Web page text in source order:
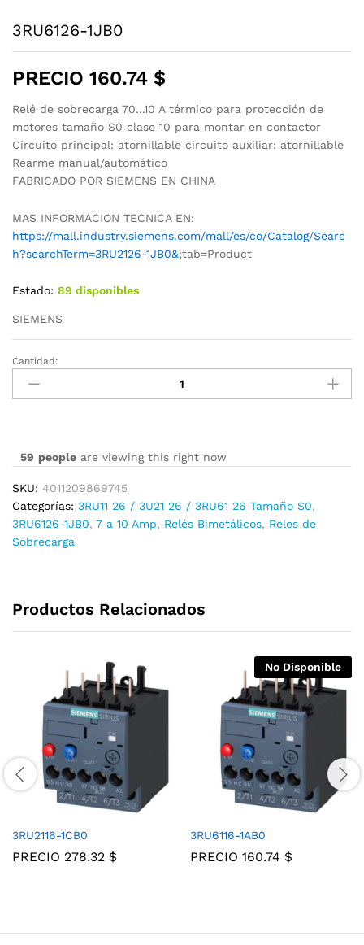
3RU6126-1JB0
PRECIO 160.74 $
Relé de sobrecarga 70...10 A térmico para protección de
motores tamaño S0 clase 10 para montar en contactor
Circuito principal: atornillable circuito auxiliar: atornillable
Rearme manual/automático
FABRICADO POR SIEMENS EN CHINA
MAS INFORMACION TECNICA EN:
https://mall.industry.siemens.com/mall/es/co/Catalog/Searc
h?searchTerm=3RU2126-1JB0&;tab=Product
Estado: 89 disponibles
SIEMENS
3RU6126-
1JB0
cantidad
Cantidad:
59 people are viewing this right now
SKU: 4011209869745
Categorías: 3RU11 26 / 3U21 26 / 3RU61 26 Tamaño S0,
3RU6126-1JB0, 7 a 10 Amp, Relés Bimetálicos, Reles de
Sobrecarga
Productos Relacionados
3RU2116-1CB0
PRECIO 278.32 $
No Disponible
3RU6116-1AB0
PRECIO 160.74 $